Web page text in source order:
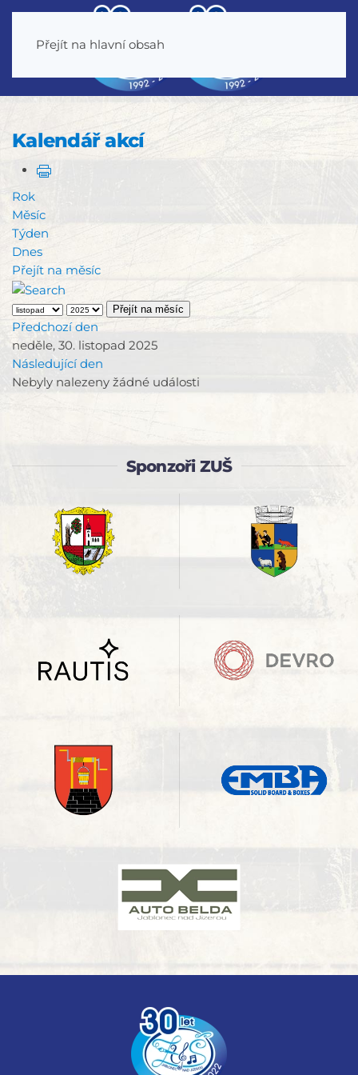
Přejít na hlavní obsah
Kalendář akcí
Rok
Měsíc
Týden
Dnes
Přejít na měsíc
Přejít na měsíc
Předchozí den
neděle, 30. listopad 2025
Následující den
Nebyly nalezeny žádné události
Sponzoři ZUŠ